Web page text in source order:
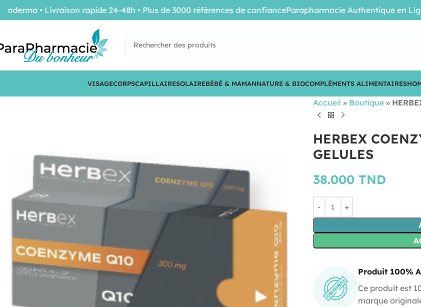
VISAGECORPSCAPILLAIRESOLAIREBÉBÉ & MAMANNATURE & BIOCOMPLÉMENTS ALIMENTAIRES
Accueil » Boutique»
HERBEX
GELULES
38.000 TND
Produit 100%
Ce produit est
marque
• Livraison rapide 24-48h • Plus de 3000 références de confianceParapharmacie Authentique en Ligne